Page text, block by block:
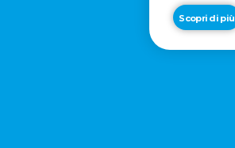
Scopri di più